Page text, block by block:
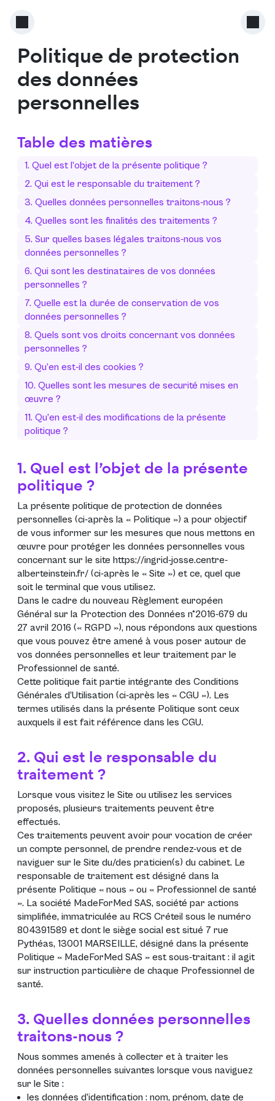
Politique de protection
des données
personnelles
Table des matières
1. Quel est l’objet de la présente politique ?
2. Qui est le responsable du traitement ?
3. Quelles données personnelles traitons-nous ?
4. Quelles sont les finalités des traitements ?
5. Sur quelles bases légales traitons-nous vos
données personnelles ?
6. Qui sont les destinataires de vos données
personnelles ?
7. Quelle est la durée de conservation de vos
données personnelles ?
8. Quels sont vos droits concernant vos données
personnelles ?
9. Qu’en est-il des cookies ?
10. Quelles sont les mesures de securité mises en
œuvre ?
11. Qu’en est-il des modifications de la présente
politique ?
1. Quel est l’objet de la présente
politique ?
La présente politique de protection de données
personnelles (ci-après la « Politique ») a pour objectif
de vous informer sur les mesures que nous mettons en
œuvre pour protéger les données personnelles vous
concernant sur le site https://ingrid-josse.centre-
alberteinstein.fr/ (ci-après le « Site ») et ce, quel que
soit le terminal que vous utilisez.
Dans le cadre du nouveau Règlement européen
Général sur la Protection des Données n°2016-679 du
27 avril 2016 (« RGPD »), nous répondons aux questions
que vous pouvez être amené à vous poser autour de
vos données personnelles et leur traitement par le
Professionnel de santé.
Cette politique fait partie intégrante des Conditions
Générales d’Utilisation (ci-après les « CGU »). Les
termes utilisés dans la présente Politique sont ceux
auxquels il est fait référence dans les CGU.
2. Qui est le responsable du
traitement ?
Lorsque vous visitez le Site ou utilisez les services
proposés, plusieurs traitements peuvent être
effectués.
Ces traitements peuvent avoir pour vocation de créer
un compte personnel, de prendre rendez-vous et de
naviguer sur le Site du/des praticien(s) du cabinet. Le
responsable de traitement est désigné dans la
présente Politique « nous » ou « Professionnel de santé
». La société MadeForMed SAS, société par actions
simplifiée, immatriculée au RCS Créteil sous le numéro
804391589 et dont le siège social est situé 7 rue
Pythéas, 13001 MARSEILLE, désigné dans la présente
Politique « MadeForMed SAS » est sous-traitant : il agit
sur instruction particulière de chaque Professionnel de
santé.
3. Quelles données personnelles
traitons-nous ?
Nous sommes amenés à collecter et à traiter les
données personnelles suivantes lorsque vous naviguez
sur le Site :
les données d’identification : nom, prénom, date de